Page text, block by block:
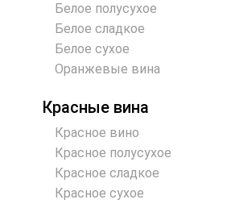
Белое полусухое
Белое сладкое
Белое сухое
Оранжевые вина
Красные вина
Красное вино
Красное полусухое
Красное сладкое
Красное сухое